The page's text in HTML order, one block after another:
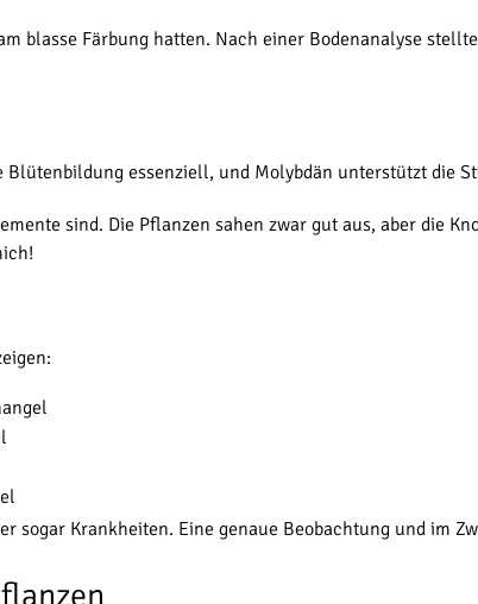
blasse Färbung hatten. Nach einer Bodenanalyse
essenziell, und Molybdän unterstützt die
sind. Die Pflanzen sahen zwar gut aus, aber die
sogar Krankheiten. Eine genaue Beobachtung und im